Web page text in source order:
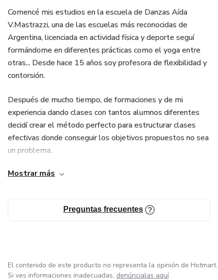
Comencé mis estudios en la escuela de Danzas Aída
V.Mastrazzi, una de las escuelas más reconocidas de
Argentina, licenciada en actividad física y deporte seguí
formándome en diferentes prácticas como el yoga entre
otras... Desde hace 15 años soy profesora de flexibilidad y
contorsión.
Después de mucho tiempo, de formaciones y de mi
experiencia dando clases con tantos alumnos diferentes
decidí crear el método perfecto para estructurar clases
efectivas donde conseguir los objetivos propuestos no sea
un problema.
Un método que te ayudará a planificar tus entrenamientos
entendiendo el paso a paso, y haciendo que el alumno se
sienta siempre motivado, alcanzando objetivos y haciendo
Mostrar más
Preguntas frecuentes
El contenido de este producto no representa la opinión de Hotmart.
Si ves informaciones inadecuadas, denúncialas aquí